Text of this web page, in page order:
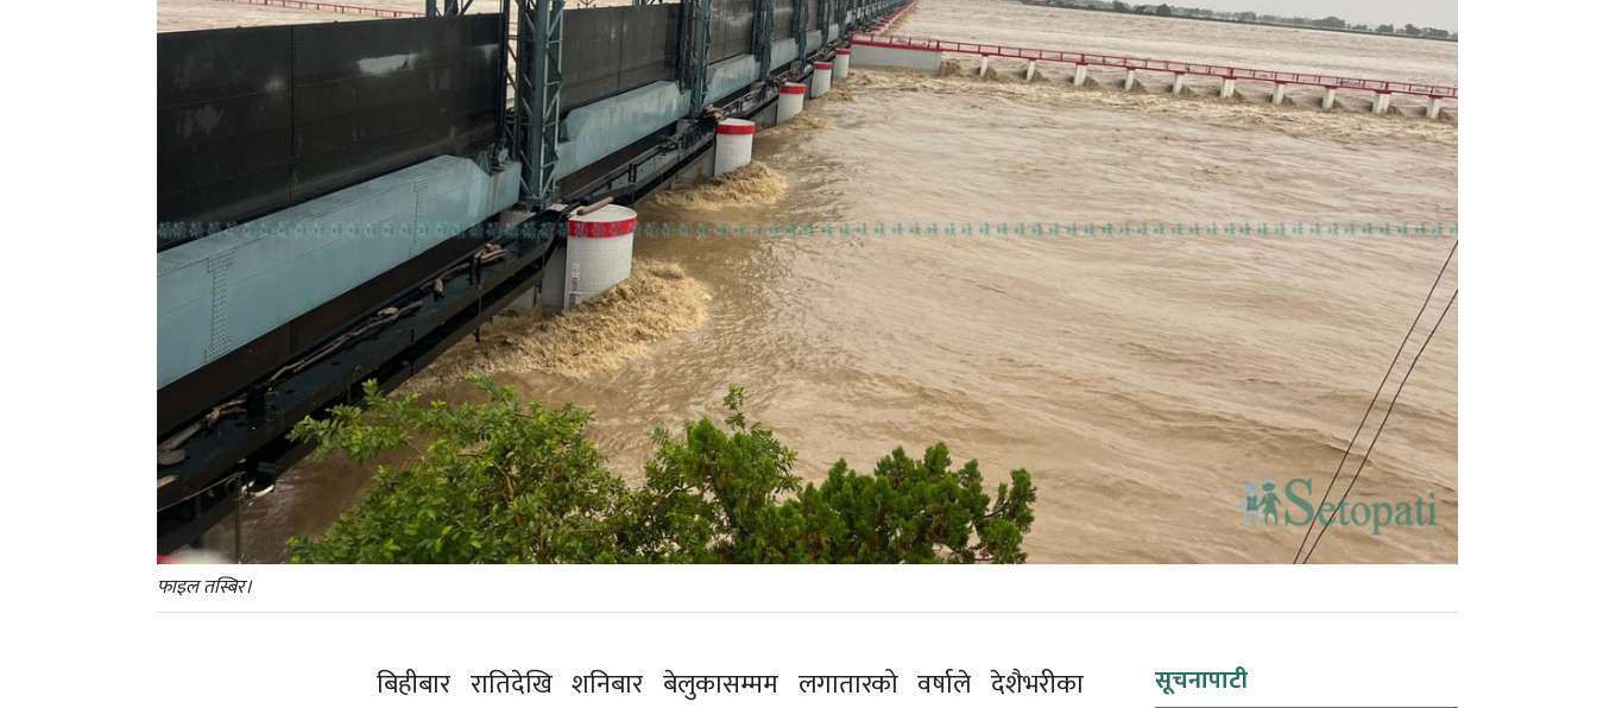
फाइल तस्बिर।
बिहीबार रातिदेखि शनिबार बेलुकासम्मम लगातारको वर्षाले देशैभरीका
सूचनापाटी